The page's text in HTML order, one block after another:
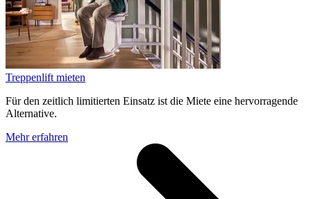
Treppenlift mieten
Für den zeitlich limitierten Einsatz ist die Miete eine hervorragende
Alternative.
Mehr erfahren